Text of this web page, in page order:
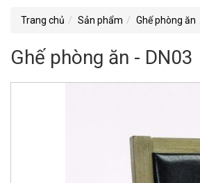
Trang chủ Sản phẩm Ghế phòng ăn
Ghế phòng ăn - DN03